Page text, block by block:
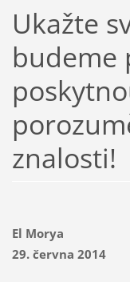
Ukažte
budeme
znalosti!
El Morya
29. června 2014